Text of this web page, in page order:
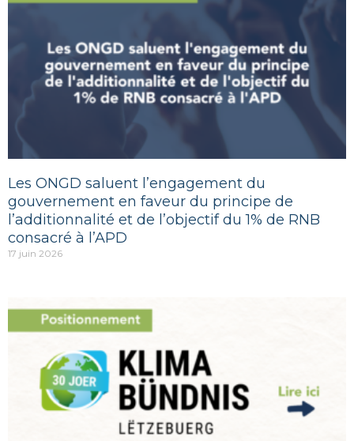
Les ONGD saluent l’engagement du
gouvernement en faveur du principe de
l’additionnalité et de l’objectif du 1% de RNB
consacré à l’APD
17 juin 2026